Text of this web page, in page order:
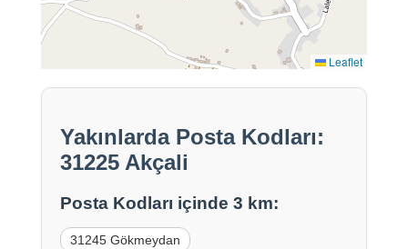
Leaflet
Yakınlarda Posta Kodları:
31225 Akçali
Posta Kodları içinde 3 km:
31245 Gökmeydan